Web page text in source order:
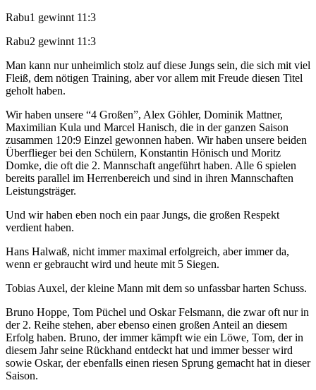
Rabu1 gewinnt 11:3
Rabu2 gewinnt 11:3
Man kann nur unheimlich stolz auf diese Jungs sein, die sich mit viel
Fleiß, dem nötigen Training, aber vor allem mit Freude diesen Titel
geholt haben.
Wir haben unsere “4 Großen”, Alex Göhler, Dominik Mattner,
Maximilian Kula und Marcel Hanisch, die in der ganzen Saison
zusammen 120:9 Einzel gewonnen haben. Wir haben unsere beiden
Überflieger bei den Schülern, Konstantin Hönisch und Moritz
Domke, die oft die 2. Mannschaft angeführt haben. Alle 6 spielen
bereits parallel im Herrenbereich und sind in ihren Mannschaften
Leistungsträger.
Und wir haben eben noch ein paar Jungs, die großen Respekt
verdient haben.
Hans Halwaß, nicht immer maximal erfolgreich, aber immer da,
wenn er gebraucht wird und heute mit 5 Siegen.
Tobias Auxel, der kleine Mann mit dem so unfassbar harten Schuss.
Bruno Hoppe, Tom Püchel und Oskar Felsmann, die zwar oft nur in
der 2. Reihe stehen, aber ebenso einen großen Anteil an diesem
Erfolg haben. Bruno, der immer kämpft wie ein Löwe, Tom, der in
diesem Jahr seine Rückhand entdeckt hat und immer besser wird
sowie Oskar, der ebenfalls einen riesen Sprung gemacht hat in dieser
Saison.